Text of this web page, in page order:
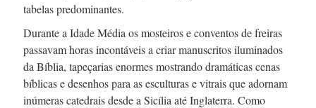
tabelas predominantes.
Durante a Idade Média os mosteiros e conventos de freiras
passavam horas incontáveis a criar manuscritos iluminados
da Bíblia, tapeçarias enormes mostrando dramáticas cenas
bíblicas e desenhos para as esculturas e vitrais que adornam
inúmeras catedrais desde a Sicília até Inglaterra. Como